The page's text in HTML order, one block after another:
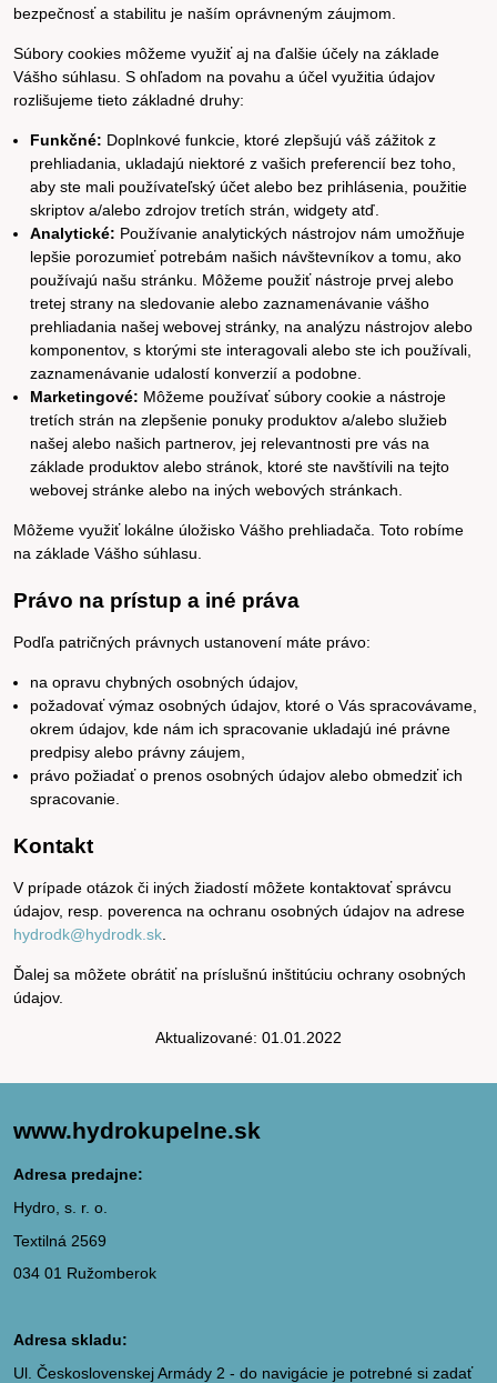
bezpečnosť a stabilitu je naším oprávneným záujmom.
Súbory cookies môžeme využiť aj na ďalšie účely na základe
Vášho súhlasu. S ohľadom na povahu a účel využitia údajov
rozlišujeme tieto základné druhy:
Funkčné: Doplnkové funkcie, ktoré zlepšujú váš zážitok z
prehliadania, ukladajú niektoré z vašich preferencií bez toho,
aby ste mali používateľský účet alebo bez prihlásenia, použitie
skriptov a/alebo zdrojov tretích strán, widgety atď.
Analytické: Používanie analytických nástrojov nám umožňuje
lepšie porozumieť potrebám našich návštevníkov a tomu, ako
používajú našu stránku. Môžeme použiť nástroje prvej alebo
tretej strany na sledovanie alebo zaznamenávanie vášho
prehliadania našej webovej stránky, na analýzu nástrojov alebo
komponentov, s ktorými ste interagovali alebo ste ich používali,
zaznamenávanie udalostí konverzií a podobne.
Marketingové: Môžeme používať súbory cookie a nástroje
tretích strán na zlepšenie ponuky produktov a/alebo služieb
našej alebo našich partnerov, jej relevantnosti pre vás na
základe produktov alebo stránok, ktoré ste navštívili na tejto
webovej stránke alebo na iných webových stránkach.
Môžeme využiť lokálne úložisko Vášho prehliadača. Toto robíme
na základe Vášho súhlasu.
Právo na prístup a iné práva
Podľa patričných právnych ustanovení máte právo:
na opravu chybných osobných údajov,
požadovať výmaz osobných údajov, ktoré o Vás spracovávame,
okrem údajov, kde nám ich spracovanie ukladajú iné právne
predpisy alebo právny záujem,
právo požiadať o prenos osobných údajov alebo obmedziť ich
spracovanie.
Kontakt
V prípade otázok či iných žiadostí môžete kontaktovať správcu
údajov, resp. poverenca na ochranu osobných údajov na adrese
hydrodk@hydrodk.sk
Ďalej sa môžete obrátiť na príslušnú inštitúciu ochrany osobných
údajov.
Aktualizované: 01.01.2022
www.hydrokupelne.sk
Adresa predajne:
Hydro, s. r. o.
Textilná 2569
034 01 Ružomberok
Adresa skladu:
Ul. Československej Armády 2 - do navigácie je potrebné si zadať